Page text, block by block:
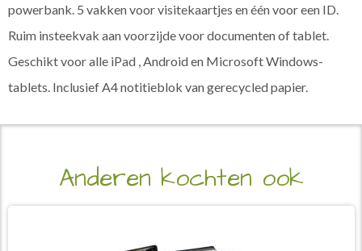
powerbank. 5 vakken voor visitekaartjes en één voor een ID.
Ruim insteekvak aan voorzijde voor documenten of tablet.
Geschikt voor alle iPad , Android en Microsoft Windows-
tablets. Inclusief A4 notitieblok van gerecycled papier.
Anderen kochten ook